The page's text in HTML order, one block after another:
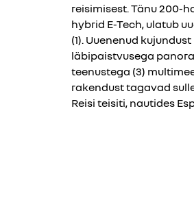
reisimisest. Tänu 200-
hybrid E-Tech, ulatub
(1). Uuenenud
läbipaistvusega
teenustega (3)
rakendust tagavad
Reisi teisiti, nautides